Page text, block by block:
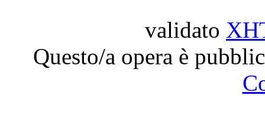
validato
Questo/a opera è